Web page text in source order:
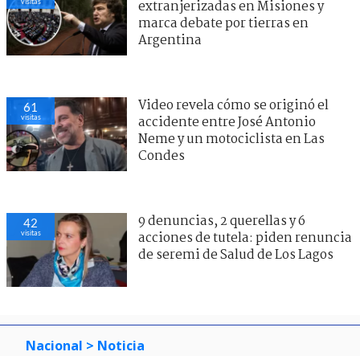
extranjerizadas en Misiones y
marca debate por tierras en
Argentina
61
visitas
Video revela cómo se originó el
accidente entre José Antonio
Neme y un motociclista en Las
Condes
42
visitas
9 denuncias, 2 querellas y 6
acciones de tutela: piden renuncia
de seremi de Salud de Los Lagos
Nacional > Noticia